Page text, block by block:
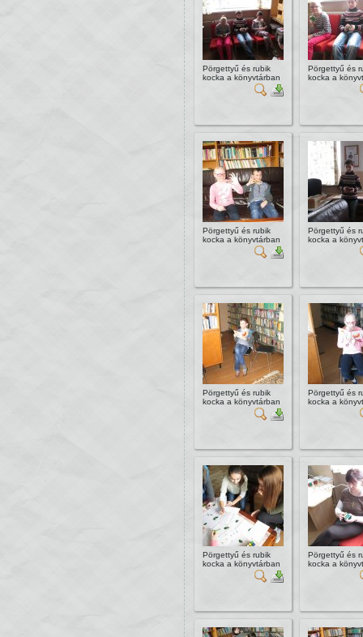
Pörgettyű és rubik
kocka a könyvtárban
Pörgettyű és
kocka a
Pörgettyű és rubik
kocka a könyvtárban
Pörgettyű és
kocka a
Pörgettyű és rubik
kocka a könyvtárban
Pörgettyű és
kocka a
Pörgettyű és rubik
kocka a könyvtárban
Pörgettyű és
kocka a